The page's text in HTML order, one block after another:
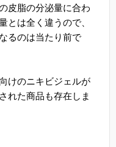
皮脂の分泌量に合わ
とは全く違うので、
るのは当たり前で
けのニキビジェルが
れた商品も存在しま